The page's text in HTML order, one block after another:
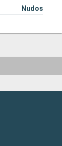
Nudos